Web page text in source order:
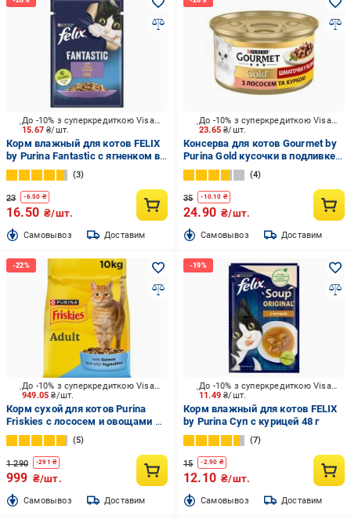
15.67₴/шт.
До -10% з суперкредиткою Visa Вигода
Корм влажный для котов FELIX
by Purina Fantastiс с ягненком в
желе 85 г
3
23 -6.50 ₴
16.50 ₴/шт.
Cамовывоз Доставим
23.65₴/шт.
До -10% з суперкредиткою Visa Вигода
Консерва для котов Gourmet by
Purina Gold кусочки в подливке с
лососем и курицей 85 г
4
35 -10.10 ₴
24.90 ₴/шт.
Cамовывоз Доставим
949.05₴/шт.
До -10% з суперкредиткою Visa Вигода
Корм сухой для котов Purina
Friskies с лососем и овощами 10
кг
5
1 290 -291 ₴
999 ₴/шт.
Cамовывоз Доставим
11.49₴/шт.
До -10% з суперкредиткою Visa Вигода
Корм влажный для котов FELIX
by Purina Суп с курицей 48 г
7
15 -2.90 ₴
12.10 ₴/шт.
Cамовывоз Доставим